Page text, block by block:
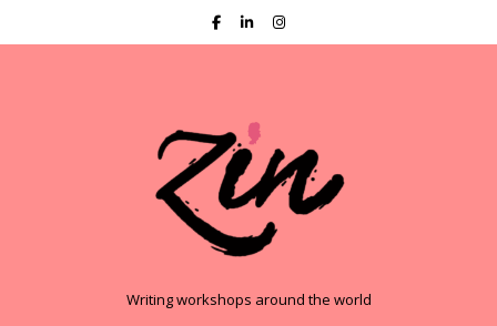
Writing workshops around the world